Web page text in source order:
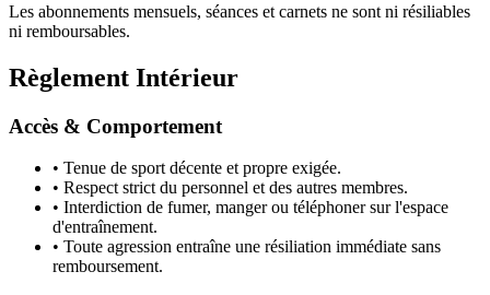
Les abonnements mensuels, séances et carnets ne sont ni résiliables
ni remboursables.
Règlement Intérieur
Accès & Comportement
• Tenue de sport décente et propre exigée.
• Respect strict du personnel et des autres membres.
• Interdiction de fumer, manger ou téléphoner sur l'espace
d'entraînement.
• Toute agression entraîne une résiliation immédiate sans
remboursement.